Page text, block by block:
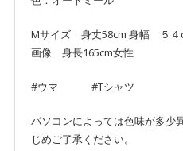
Mサイズ 身丈58cm 身幅 ５
画像 身長165cm女性
#ウマ #Tシャツ
パソコンによっては色味が多少
じめご了承ください。